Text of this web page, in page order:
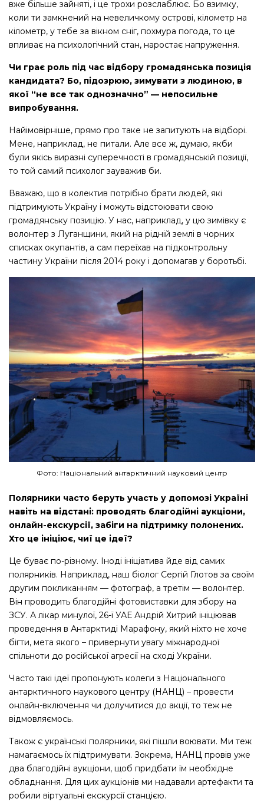
вже більше зайняті, і це трохи розслаблює. Бо взимку,
коли ти замкнений на невеличкому острові, кілометр на
кілометр, у тебе за вікном сніг, похмура погода, то це
впливає на психологічний стан, наростає напруження.
Чи грає роль під час відбору громадянська позиція
кандидата? Бо, підозрюю, зимувати з людиною, в
якої “не все так однозначно” — непосильне
випробування.
Найімовірніше, прямо про таке не запитують на відборі.
Мене, наприклад, не питали. Але все ж, думаю, якби
були якісь виразні суперечності в громадянській позиції,
то той самий психолог зауважив би.
Вважаю, що в колектив потрібно брати людей, які
підтримують Україну і можуть відстоювати свою
громадянську позицію. У нас, наприклад, у цю зимівку є
волонтер з Луганщини, який на рідній землі в чорних
списках окупантів, а сам переїхав на підконтрольну
частину України після 2014 року і допомагав у боротьбі.
Фото: Національний антарктичний науковий центр
Полярники часто беруть участь у допомозі Україні
навіть на відстані: проводять благодійні аукціони,
онлайн-екскурсії, забіги на підтримку полонених.
Хто це ініціює, чиї це ідеї?
Це буває по-різному. Іноді ініціатива йде від самих
полярників. Наприклад, наш біолог Сергій Глотов за своїм
другим покликанням — фотограф, а третім — волонтер.
Він проводить благодійні фотовиставки для збору на
ЗСУ. А лікар минулої, 26-ї УАЕ Андрій Хитрий ініціював
проведення в Антарктиді Марафону, який ніхто не хоче
бігти, мета якого – привернути увагу міжнародної
спільноти до російської агресії на сході України.
Часто такі ідеї пропонують колеги з Національного
антарктичного наукового центру (НАНЦ) – провести
онлайн-включення чи долучитися до акції, то теж не
відмовляємось.
Також є українські полярники, які пішли воювати. Ми теж
намагаємось їх підтримувати. Зокрема, НАНЦ провів уже
два благодійні аукціони, щоб придбати їм необхідне
обладнання. Для цих аукціонів ми надавали артефакти та
робили віртуальні екскурсії станцією.